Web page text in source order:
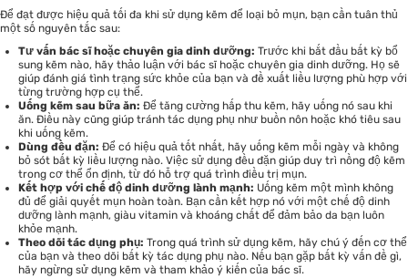
Để đạt được hiệu quả tối đa khi sử dụng kẽm để loại bỏ mụn, bạn cần tuân thủ
một số nguyên tắc sau:
Tư vấn bác sĩ hoặc chuyên gia dinh dưỡng: Trước khi bắt đầu bất kỳ bổ
sung kẽm nào, hãy thảo luận với bác sĩ hoặc chuyên gia dinh dưỡng. Họ sẽ
giúp đánh giá tình trạng sức khỏe của bạn và đề xuất liều lượng phù hợp với
từng trường hợp cụ thể.
Uống kẽm sau bữa ăn: Để tăng cường hấp thu kẽm, hãy uống nó sau khi
ăn. Điều này cũng giúp tránh tác dụng phụ như buồn nôn hoặc khó tiêu sau
khi uống kẽm.
Dùng đều đặn: Để có hiệu quả tốt nhất, hãy uống kẽm mỗi ngày và không
bỏ sót bất kỳ liều lượng nào. Việc sử dụng đều đặn giúp duy trì nồng độ kẽm
trong cơ thể ổn định, từ đó hỗ trợ quá trình điều trị mụn.
Kết hợp với chế độ dinh dưỡng lành mạnh: Uống kẽm một mình không
đủ để giải quyết mụn hoàn toàn. Bạn cần kết hợp nó với một chế độ dinh
dưỡng lành mạnh, giàu vitamin và khoáng chất để đảm bảo da bạn luôn
khỏe mạnh.
Theo dõi tác dụng phụ: Trong quá trình sử dụng kẽm, hãy chú ý đến cơ thể
của bạn và theo dõi bất kỳ tác dụng phụ nào. Nếu bạn gặp bất kỳ vấn đề gì,
hãy ngừng sử dụng kẽm và tham khảo ý kiến của bác sĩ.